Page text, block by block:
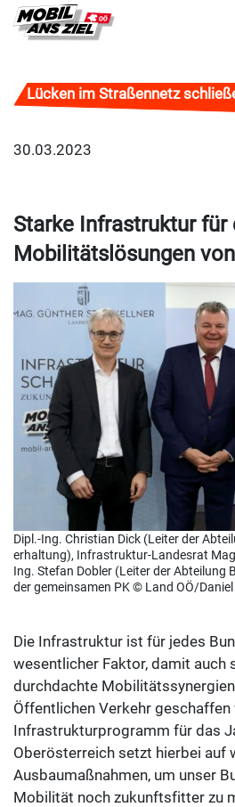
Lücken im Straßennetz
30.03.2023
Starke Infrastruktur für
Mobilitätslösungen
Dipl.-Ing. Christian Dick (Leiter der
erhaltung), Infrastruktur-Landesrat
Ing. Stefan Dobler (Leiter der Abteilung
der gemeinsamen PK © Land OÖ/
Die Infrastruktur ist für jedes
wesentlicher Faktor, damit auch
durchdachte
Öffentlichen Verkehr geschaffen
Infrastrukturprogramm für das
Oberösterreich setzt hierbei auf
Ausbaumaßnahmen, um unser
Mobilität noch zukunftsfitter zu